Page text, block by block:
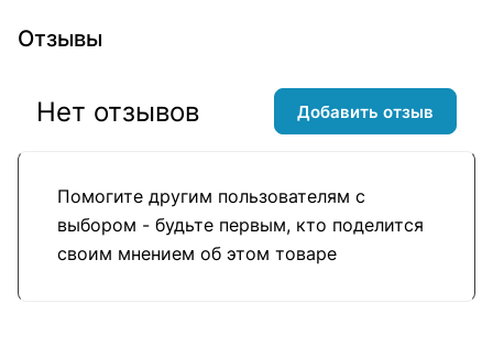
Отзывы
Помогите другим пользователям с
выбором - будьте первым, кто поделится
своим мнением об этом товаре
Нет отзывов Добавить отзыв